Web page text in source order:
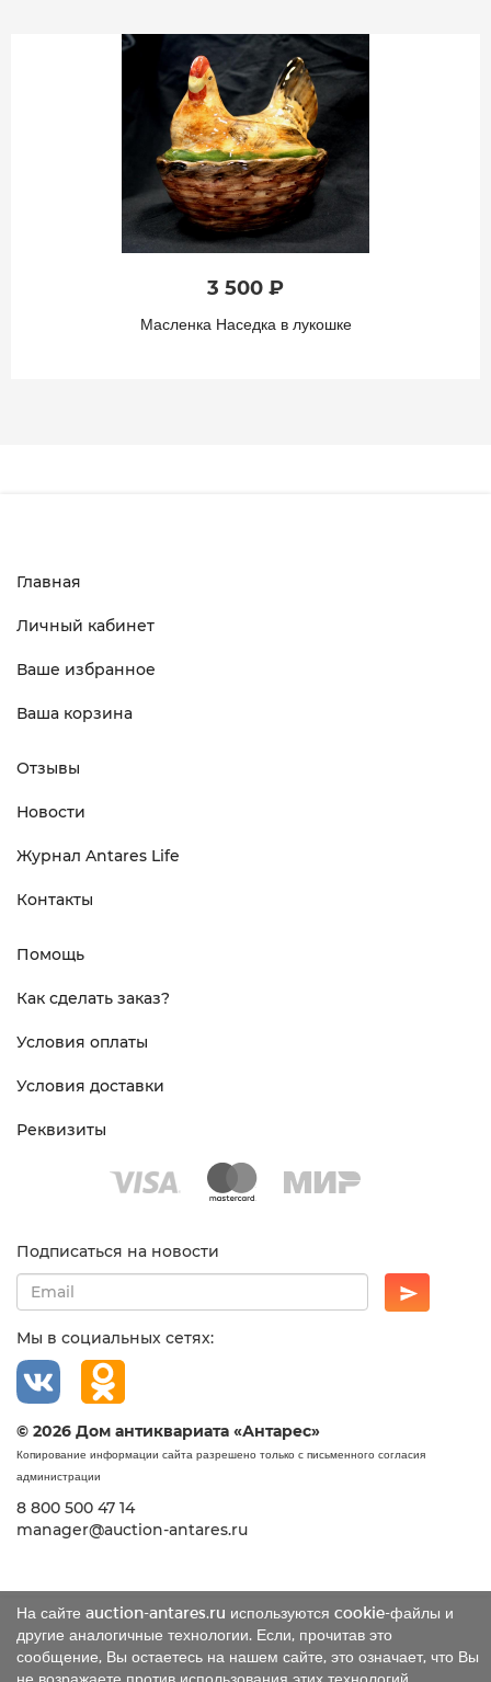
3 500 ₽
Масленка Наседка в лукошке
На сайте auction-antares.ru используются cookie-файлы и
другие аналогичные технологии. Если, прочитав это
сообщение, Вы остаетесь на нашем сайте, это означает, что Вы
не возражаете против использования этих технологий.
Главная
Личный кабинет
Ваше избранное
Ваша корзина
Отзывы
Новости
Журнал Antares Life
Контакты
Помощь
Как сделать заказ?
Условия оплаты
Условия доставки
Реквизиты
Подписаться на новости
Мы в социальных сетях:
© 2026 Дом антиквариата «Антарес»
Копирование информации сайта разрешено только с письменного согласия
администрации
8 800 500 47 14
manager@auction-antares.ru